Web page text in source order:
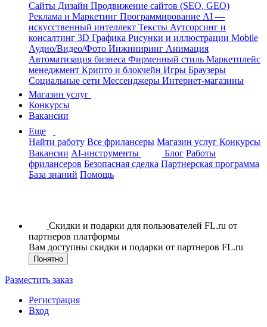
Сайты Дизайн Продвижение сайтов (SEO, GEO)
Реклама и Маркетинг Программирование AI —
искусственный интеллект Тексты Аутсорсинг и
консалтинг 3D Графика Рисунки и иллюстрации Mobile
Аудио/Видео/Фото Инжиниринг Анимация
Автоматизация бизнеса Фирменный стиль Маркетплейс
менеджмент Крипто и блокчейн Игры Браузеры
Социальные сети Мессенджеры Интернет-магазины
Магазин услуг
Конкурсы
Вакансии
Еще
Найти работу Все фрилансеры Магазин услуг Конкурсы
Вакансии AI-инструменты Блог Работы
фрилансеров Безопасная сделка Партнерская программа
База знаний Помощь
Скидки и подарки для пользователей FL.ru от
партнеров платформы
Вам доступны скидки и подарки от партнеров FL.ru
Понятно
Разместить заказ
Регистрация
Вход